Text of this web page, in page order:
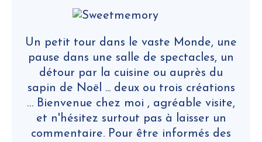
Un petit tour dans le vaste Monde, une
pause dans une salle de spectacles, un
détour par la cuisine ou auprès du
sapin de Noël ... deux ou trois créations
… Bienvenue chez moi , agréable visite,
et n'hésitez surtout pas à laisser un
commentaire. Pour être informés des